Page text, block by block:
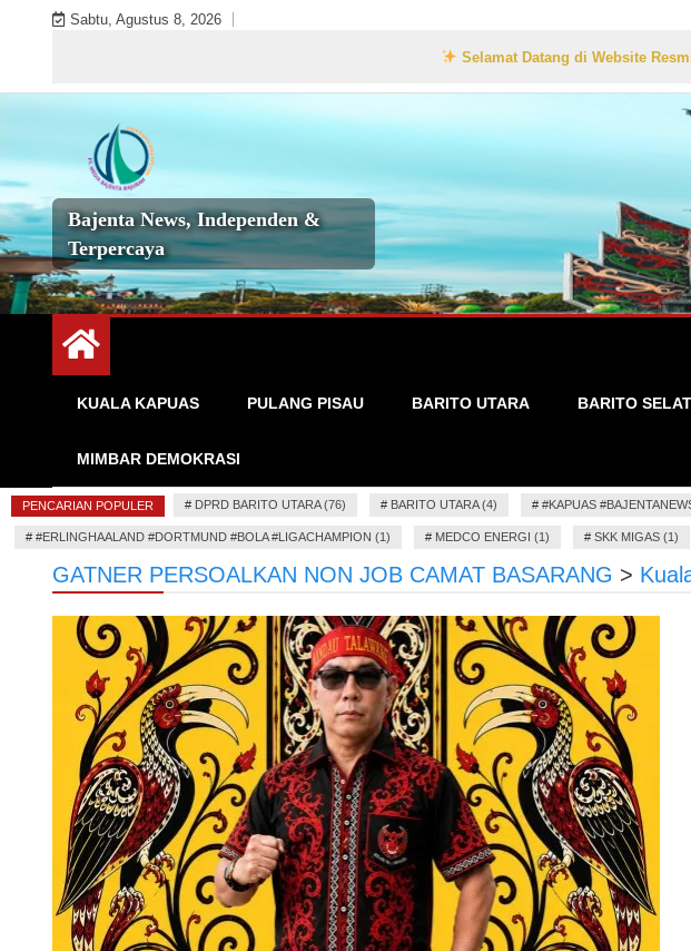
Sabtu, Agustus 8, 2026
Selamat Datang di Website Resmi
Bajenta News, Independen &
Terpercaya
KUALA KAPUAS PULANG PISAU BARITO UTARA BARITO
MIMBAR DEMOKRASI
PENCARIAN POPULER # DPRD BARITO UTARA (76) # BARITO UTARA (4) # #KAPUAS
# #ERLINGHAALAND #DORTMUND #BOLA #LIGACHAMPION (1) # MEDCO ENERGI (1) # SKK MIGAS (1)
GATNER PERSOALKAN NON JOB CAMAT BASARANG >